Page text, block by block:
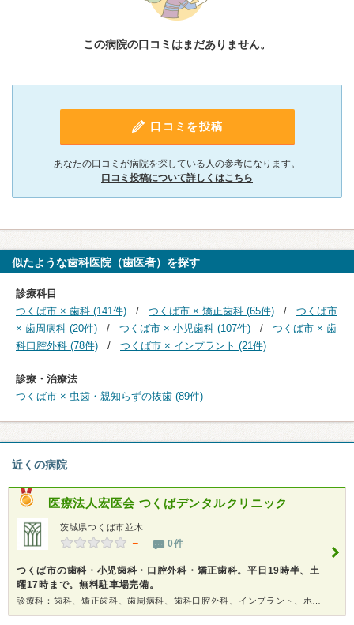
この病院の口コミはまだありません。
口コミを投稿
あなたの口コミが病院を探している人の参考になります。
口コミ投稿について詳しくはこちら
似たような歯科医院（歯医者）を探す
診療科目
つくば市 × 歯科 (141件)
つくば市 × 矯正歯科 (65件)
つくば市
× 歯周病科 (20件)
つくば市 × 小児歯科 (107件)
つくば市 × 歯
科口腔外科 (78件)
つくば市 × インプラント (21件)
診療・治療法
つくば市 × 虫歯・親知らずの抜歯 (89件)
近くの病院
医療法人宏医会 つくばデンタルクリニック
茨城県つくば市並木
－ 0件
つくば市の歯科・小児歯科・口腔外科・矯正歯科。平日19時半、土
曜17時まで。無料駐車場完備。